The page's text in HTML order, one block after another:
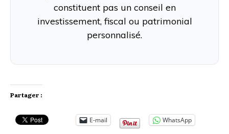
constituent pas un conseil en
investissement, fiscal ou patrimonial
personnalisé.
Partager :
E-mail WhatsApp